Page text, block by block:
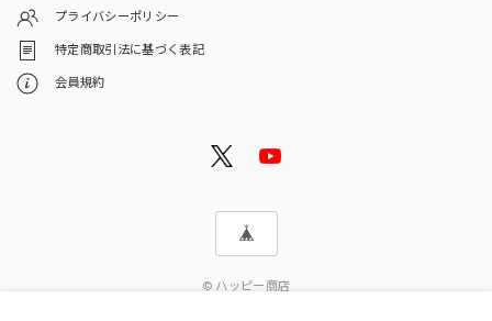
プライバシーポリシー
特定商取引法に基づく表記
会員規約
© ハッピー商店